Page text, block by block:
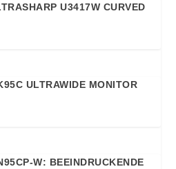
U3417W CURVED
ULTRAWIDE MONITOR
W: BEEINDRUCKENDE